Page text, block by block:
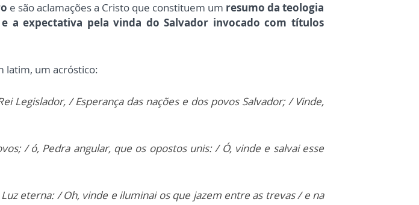
e são aclamações a Cristo que constituem um resumo da teologia
a expectativa pela vinda do Salvador invocado com títulos
latim, um acróstico:
Legislador, / Esperança das nações e dos povos Salvador; / Vinde,
/ ó, Pedra angular, que os opostos unis: / Ó, vinde e salvai esse
eterna: / Oh, vinde e iluminai os que jazem entre as trevas / e na